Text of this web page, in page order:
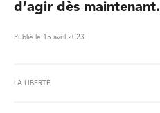
d’agir dès maintenant.
Publié le 15 avril 2023
LA LIBERTÉ